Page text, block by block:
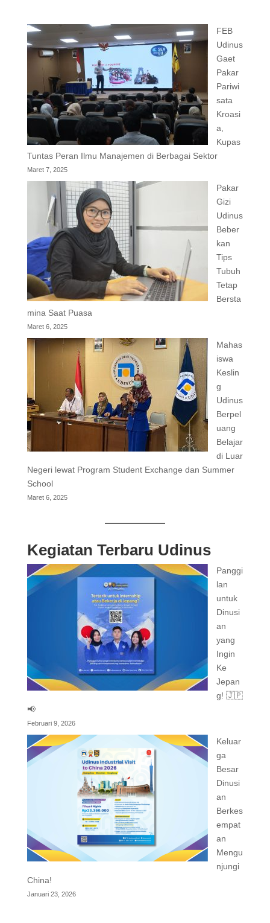
FEB
Udinus
Gaet
Pakar
Pariwi
sata
Kroasi
a,
Kupas
Tuntas Peran Ilmu Manajemen di Berbagai Sektor
Maret 7, 2025
Pakar
Gizi
Udinus
Beber
kan
Tips
Tubuh
Tetap
Bersta
mina Saat Puasa
Maret 6, 2025
Mahas
iswa
Keslin
g
Udinus
Berpel
uang
Belajar
di Luar
Negeri lewat Program Student Exchange dan Summer
School
Maret 6, 2025
Kegiatan Terbaru Udinus
Panggi
lan
untuk
Dinusi
an
yang
Ingin
Ke
Jepan
g! 🇯🇵
📢
Februari 9, 2026
Keluar
ga
Besar
Dinusi
an
Berkes
empat
an
Mengu
njungi
China!
Januari 23, 2026